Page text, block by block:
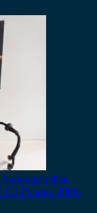
Ανάκληση Φως
C3 Picasso 2009-